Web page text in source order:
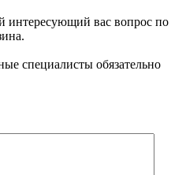
интересующий вас вопрос по
специалисты обязательно